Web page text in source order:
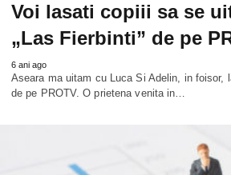
Voi lasati copiii sa se
„Las Fierbinti” de pe
6 ani ago
Aseara ma uitam cu Luca Si Adelin, in foisor,
de pe PROTV. O prietena venita in…